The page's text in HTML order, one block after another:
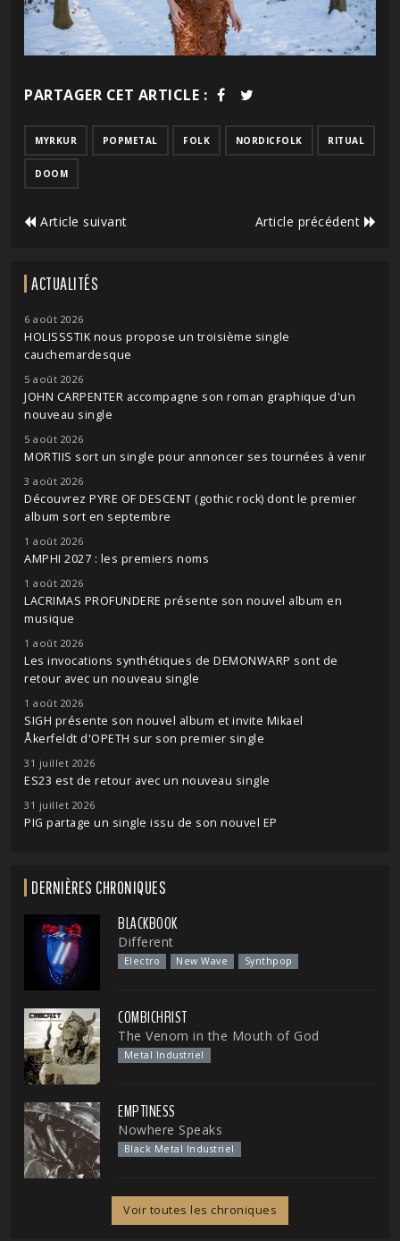
PARTAGER CET ARTICLE :
MYRKUR POPMETAL FOLK NORDICFOLK RITUAL
DOOM
Article suivant Article précédent
ACTUALITÉS
6 août 2026
HOLISSSTIK nous propose un troisième single
cauchemardesque
5 août 2026
JOHN CARPENTER accompagne son roman graphique d'un
nouveau single
5 août 2026
MORTIIS sort un single pour annoncer ses tournées à venir
3 août 2026
Découvrez PYRE OF DESCENT (gothic rock) dont le premier
album sort en septembre
1 août 2026
AMPHI 2027 : les premiers noms
1 août 2026
LACRIMAS PROFUNDERE présente son nouvel album en
musique
1 août 2026
Les invocations synthétiques de DEMONWARP sont de
retour avec un nouveau single
1 août 2026
SIGH présente son nouvel album et invite Mikael
Åkerfeldt d'OPETH sur son premier single
31 juillet 2026
ES23 est de retour avec un nouveau single
31 juillet 2026
PIG partage un single issu de son nouvel EP
DERNIÈRES CHRONIQUES
BLACKBOOK
Different
Electro New Wave Synthpop
COMBICHRIST
The Venom in the Mouth of God
Metal Industriel
EMPTINESS
Nowhere Speaks
Black Metal Industriel
Voir toutes les chroniques